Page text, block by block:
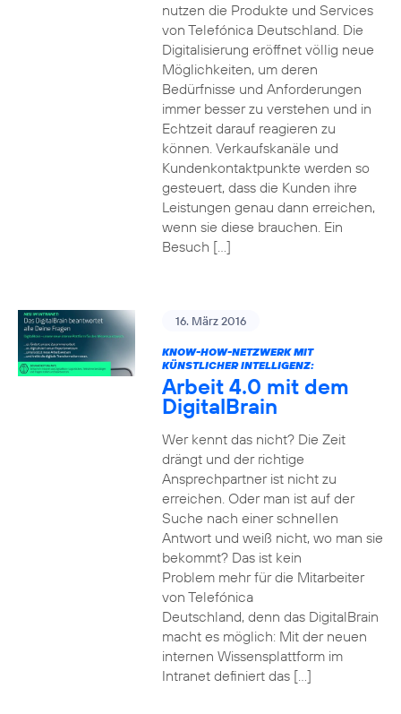
nutzen die Produkte und Services
von Telefónica Deutschland. Die
Digitalisierung eröffnet völlig neue
Möglichkeiten, um deren
Bedürfnisse und Anforderungen
immer besser zu verstehen und in
Echtzeit darauf reagieren zu
können. Verkaufskanäle und
Kundenkontaktpunkte werden so
gesteuert, dass die Kunden ihre
Leistungen genau dann erreichen,
wenn sie diese brauchen. Ein
Besuch […]
16. März 2016
KNOW-HOW-NETZWERK MIT
KÜNSTLICHER INTELLIGENZ:
Arbeit 4.0 mit dem
DigitalBrain
Wer kennt das nicht? Die Zeit
drängt und der richtige
Ansprechpartner ist nicht zu
erreichen. Oder man ist auf der
Suche nach einer schnellen
Antwort und weiß nicht, wo man sie
bekommt? Das ist kein
Problem mehr für die Mitarbeiter
von Telefónica
Deutschland, denn das DigitalBrain
macht es möglich: Mit der neuen
internen Wissensplattform im
Intranet definiert das […]